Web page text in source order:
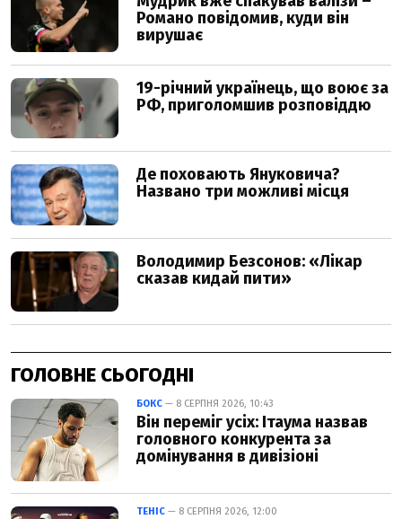
ГОЛОВНЕ СЬОГОДНІ
БОКС — 8 СЕРПНЯ 2026, 10:43
Він переміг усіх: Ітаума назвав
головного конкурента за
домінування в дивізіоні
ТЕНІС — 8 СЕРПНЯ 2026, 12:00